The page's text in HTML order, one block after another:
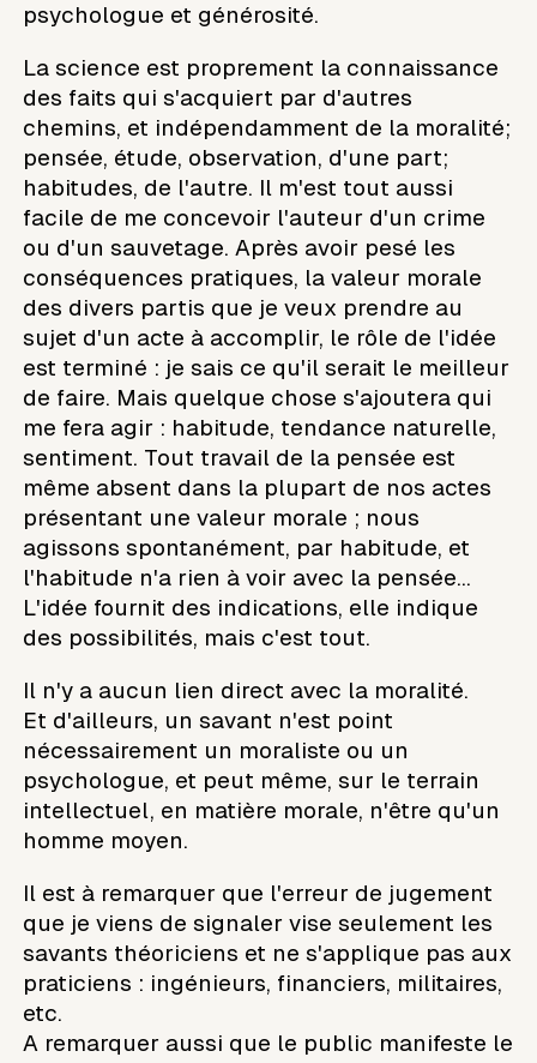
psychologue et générosité.
La science est proprement la connaissance
des faits qui s'acquiert par d'autres
chemins, et indépendamment de la moralité;
pensée, étude, observation, d'une part;
habitudes, de l'autre. Il m'est tout aussi
facile de me concevoir l'auteur d'un crime
ou d'un sauvetage. Après avoir pesé les
conséquences pratiques, la valeur morale
des divers partis que je veux prendre au
sujet d'un acte à accomplir, le rôle de l'idée
est terminé : je sais ce qu'il serait le meilleur
de faire. Mais quelque chose s'ajoutera qui
me fera agir : habitude, tendance naturelle,
sentiment. Tout travail de la pensée est
même absent dans la plupart de nos actes
présentant une valeur morale ; nous
agissons spontanément, par habitude, et
l'habitude n'a rien à voir avec la pensée...
L'idée fournit des indications, elle indique
des possibilités, mais c'est tout.
Il n'y a aucun lien direct avec la moralité.
Et d'ailleurs, un savant n'est point
nécessairement un moraliste ou un
psychologue, et peut même, sur le terrain
intellectuel, en matière morale, n'être qu'un
homme moyen.
Il est à remarquer que l'erreur de jugement
que je viens de signaler vise seulement les
savants théoriciens et ne s'applique pas aux
praticiens : ingénieurs, financiers, militaires,
etc.
A remarquer aussi que le public manifeste le